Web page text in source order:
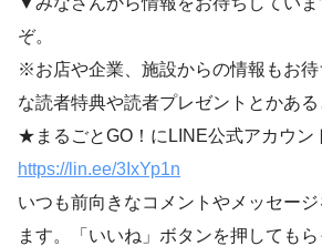
ぞ。
※お店や企業、施設からの情報もお待
な読者特典や読者プレゼントとかある
★まるごとGO！にLINE公式アカウン
https://lin.ee/3IxYp1n
いつも前向きなコメントやメッセー
ます。「いいね」ボタンを押してもら